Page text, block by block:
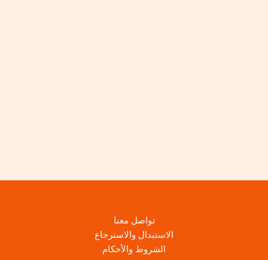
تواصل معنا
الاستبدال والاسترجاع
الشروط والأحكام